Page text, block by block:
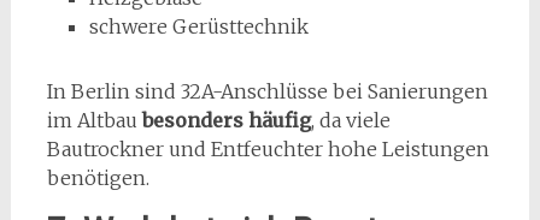
schwere Gerüsttechnik
In Berlin sind 32A-Anschlüsse bei Sanierungen
im Altbaubesonders häufig, da viele
Bautrockner und Entfeuchter hohe Leistungen
benötigen.